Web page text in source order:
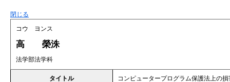
閉じる
コウ ヨンス
高 榮洙
法学部法学科
タイトル コンピュータープログラム保護法上の